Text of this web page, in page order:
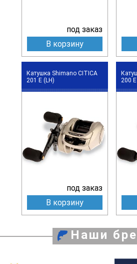
под заказ
В корзину
Катушка Shimano CITICA
201 E (LH)
под заказ
В корзину
200
Наши